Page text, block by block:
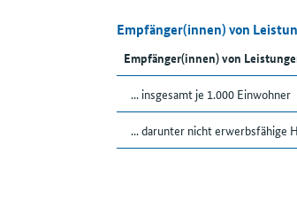
Empfänger(innen) von
Empfänger(innen) von
... insgesamt je 1.000 Einwohner
... darunter nicht erwerbsfähige